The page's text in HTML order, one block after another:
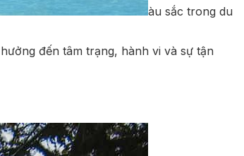
àu sắc trong du
đến tâm trạng, hành vi và sự tận